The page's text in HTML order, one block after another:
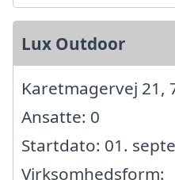
Lux Outdoor
Karetmagervej 21,
Ansatte: 0
Startdato: 01.
Virksomhedsform: